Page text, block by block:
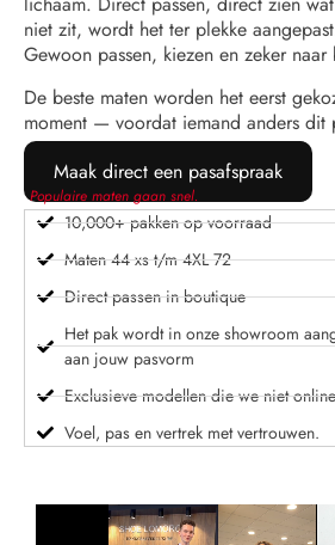
niet zit, wordt het ter plekke
Gewoon passen, kiezen en zeker
De beste maten worden het eerst
moment — voordat iemand anders dit
Maak direct een pasafspraak
Populaire maten gaan snel.
10,000+ pakken op voorraad
Maten 44 xs t/m 4XL 72
Direct passen in boutique
Het pak wordt in onze showroom
aan jouw pasvorm
Exclusieve modellen die we niet
Voel, pas en vertrek met vertrouwen.